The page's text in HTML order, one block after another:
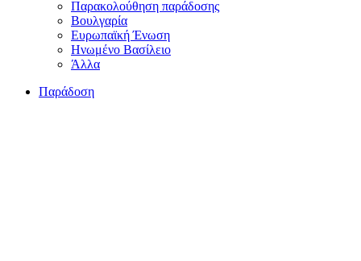
Παρακολούθηση παράδοσης
Βουλγαρία
Ευρωπαϊκή Ένωση
Ηνωμένο Βασίλειο
Άλλα
Παράδοση